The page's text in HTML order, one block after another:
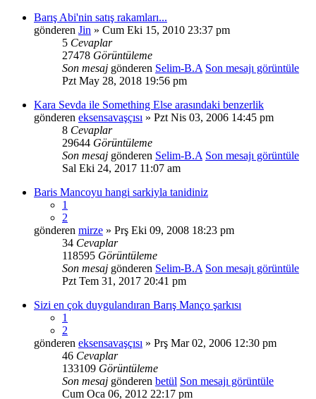
Barış Abi'nin satış rakamları...
gönderen Jin » Cum Eki 15, 2010 23:37 pm
5 Cevaplar
27478 Görüntüleme
Son mesaj gönderen Selim-B.A Son mesajı görüntüle
Pzt May 28, 2018 19:56 pm
Kara Sevda ile Something Else arasındaki benzerlik
gönderen eksensavaşçısı » Pzt Nis 03, 2006 14:45 pm
8 Cevaplar
29644 Görüntüleme
Son mesaj gönderen Selim-B.A Son mesajı görüntüle
Sal Eki 24, 2017 11:07 am
Baris Mancoyu hangi sarkiyla tanidiniz
1
2
gönderen mirze » Prş Eki 09, 2008 18:23 pm
34 Cevaplar
118595 Görüntüleme
Son mesaj gönderen Selim-B.A Son mesajı görüntüle
Pzt Tem 31, 2017 20:41 pm
Sizi en çok duygulandıran Barış Manço şarkısı
1
2
gönderen eksensavaşçısı » Prş Mar 02, 2006 12:30 pm
46 Cevaplar
133109 Görüntüleme
Son mesaj gönderen betül Son mesajı görüntüle
Cum Oca 06, 2012 22:17 pm